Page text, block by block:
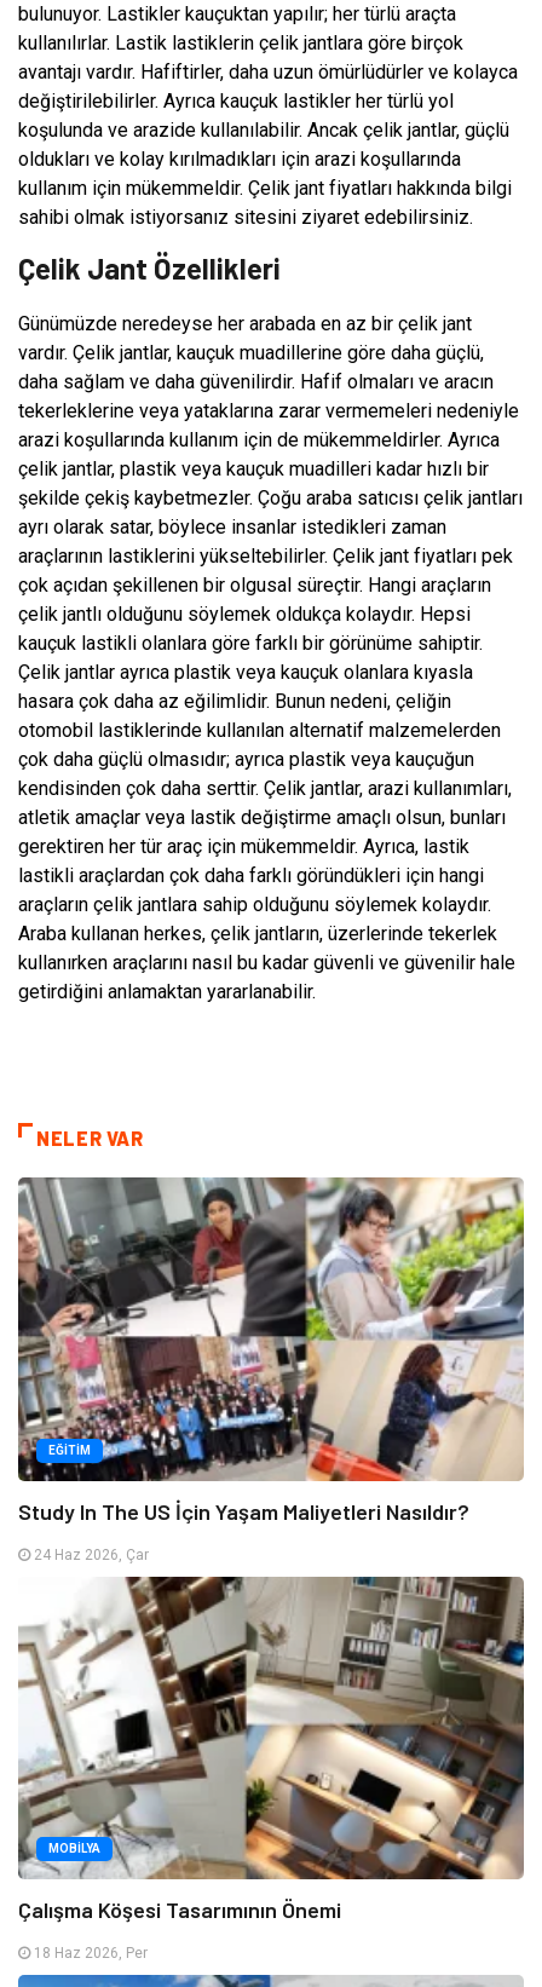
bulunuyor. Lastikler kauçuktan yapılır; her türlü araçta
kullanılırlar. Lastik lastiklerin çelik jantlara göre birçok
avantajı vardır. Hafiftirler, daha uzun ömürlüdürler ve kolayca
değiştirilebilirler. Ayrıca kauçuk lastikler her türlü yol
koşulunda ve arazide kullanılabilir. Ancak çelik jantlar, güçlü
oldukları ve kolay kırılmadıkları için arazi koşullarında
kullanım için mükemmeldir. Çelik jant fiyatları hakkında bilgi
sahibi olmak istiyorsanız sitesini ziyaret edebilirsiniz.
Çelik Jant Özellikleri
Günümüzde neredeyse her arabada en az bir çelik jant
vardır. Çelik jantlar, kauçuk muadillerine göre daha güçlü,
daha sağlam ve daha güvenilirdir. Hafif olmaları ve aracın
tekerleklerine veya yataklarına zarar vermemeleri nedeniyle
arazi koşullarında kullanım için de mükemmeldirler. Ayrıca
çelik jantlar, plastik veya kauçuk muadilleri kadar hızlı bir
şekilde çekiş kaybetmezler. Çoğu araba satıcısı çelik jantları
ayrı olarak satar, böylece insanlar istedikleri zaman
araçlarının lastiklerini yükseltebilirler. Çelik jant fiyatları pek
çok açıdan şekillenen bir olgusal süreçtir. Hangi araçların
çelik jantlı olduğunu söylemek oldukça kolaydır. Hepsi
kauçuk lastikli olanlara göre farklı bir görünüme sahiptir.
Çelik jantlar ayrıca plastik veya kauçuk olanlara kıyasla
hasara çok daha az eğilimlidir. Bunun nedeni, çeliğin
otomobil lastiklerinde kullanılan alternatif malzemelerden
çok daha güçlü olmasıdır; ayrıca plastik veya kauçuğun
kendisinden çok daha serttir. Çelik jantlar, arazi kullanımları,
atletik amaçlar veya lastik değiştirme amaçlı olsun, bunları
gerektiren her tür araç için mükemmeldir. Ayrıca, lastik
lastikli araçlardan çok daha farklı göründükleri için hangi
araçların çelik jantlara sahip olduğunu söylemek kolaydır.
Araba kullanan herkes, çelik jantların, üzerlerinde tekerlek
kullanırken araçlarını nasıl bu kadar güvenli ve güvenilir hale
getirdiğini anlamaktan yararlanabilir.
NELER VAR
EĞITIM
Study In The US İçin Yaşam Maliyetleri Nasıldır?
24 Haz 2026, Çar
MOBILYA
Çalışma Köşesi Tasarımının Önemi
18 Haz 2026, Per